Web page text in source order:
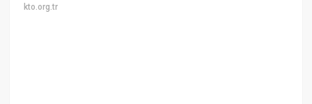
kto.org.tr